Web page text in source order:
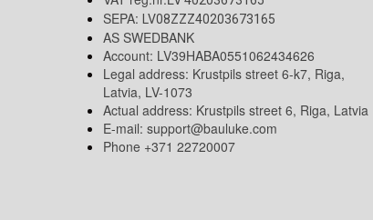
SEPA: LV08ZZZ40203673165
AS SWEDBANK
Account: LV39HABA0551062434626
Legal address: Krustpils street 6-k7, Riga,
Latvia, LV-1073
Actual address: Krustpils street 6, Riga, Latvia
E-mail: support@bauluke.com
Phone +371 22720007